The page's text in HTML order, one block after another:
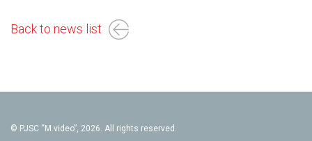
Back to news list
© PJSC “M.video”, 2026. All rights reserved.